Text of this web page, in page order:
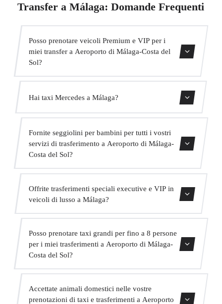
Transfer a Málaga: Domande Frequenti
Posso prenotare veicoli Premium e VIP per i
miei transfer a Aeroporto di Málaga-Costa del
Sol?
Sì, abbiamo veicoli Mercedes-Benz E-Class e S-Class per
il nostro servizio VIP. Puoi selezionarli durante il processo
di prenotazione.
Hai taxi Mercedes a Málaga?
servizi executive e VIP. Puoi richiederne uno al momento
della prenotazione.
Fornite seggiolini per bambini per tutti i vostri
servizi di trasferimento a Aeroporto di Málaga-
Costa del Sol?
1, 2 e 3) completamente gratuiti. Basta indicarlo al
Offrite trasferimenti speciali executive e VIP in
veicoli di lusso a Málaga?
Mercedes di alta gamma, un autista in abito bilingue e
extra come acqua e WiFi a bordo.
Posso prenotare taxi grandi per fino a 8 persone
per i miei trasferimenti a Aeroporto di Málaga-
Costa del Sol?
minibus per fino a 16 passeggeri per grandi gruppi.
Accettate animali domestici nelle vostre
prenotazioni di taxi e trasferimenti a Aeroporto